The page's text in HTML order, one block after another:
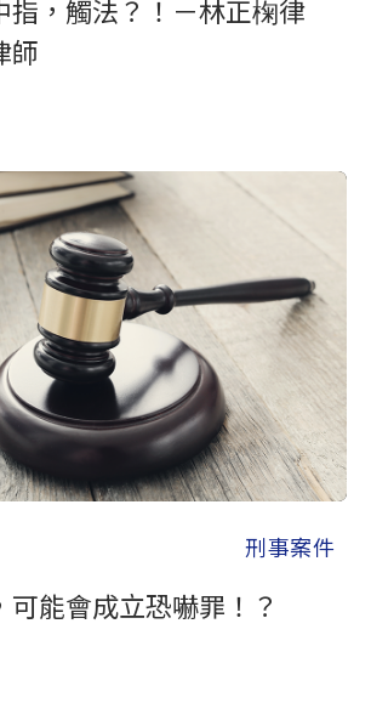
指，觸法？！－林正椈律
師
刑事案件
能會成立恐嚇罪！？